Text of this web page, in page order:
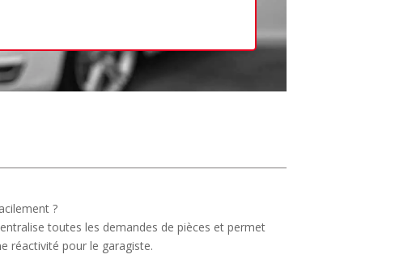
?
toutes les demandes de pièces et permet
réactivité pour le garagiste.